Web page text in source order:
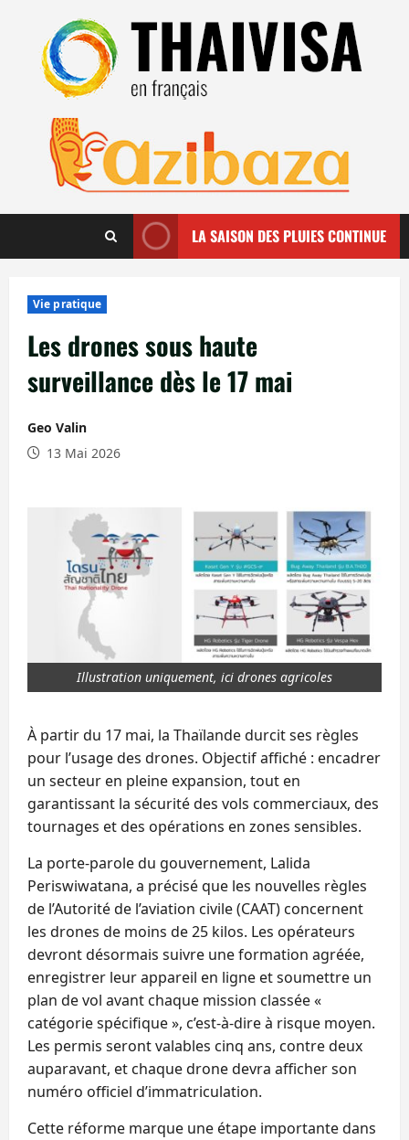
contenu
LA SAISON DES PLUIES CONTINUE
Vie pratique
Les drones sous haute
surveillance dès le 17 mai
Geo Valin
13 Mai 2026
Illustration uniquement, ici drones agricoles
À partir du 17 mai, la Thaïlande durcit ses règles
pour l’usage des drones. Objectif affiché : encadrer
un secteur en pleine expansion, tout en
garantissant la sécurité des vols commerciaux, des
tournages et des opérations en zones sensibles.
La porte‑parole du gouvernement, Lalida
Periswiwatana, a précisé que les nouvelles règles
de l’Autorité de l’aviation civile (CAAT) concernent
les drones de moins de 25 kilos. Les opérateurs
devront désormais suivre une formation agréée,
enregistrer leur appareil en ligne et soumettre un
plan de vol avant chaque mission classée «
catégorie spécifique », c’est‑à‑dire à risque moyen.
Les permis seront valables cinq ans, contre deux
auparavant, et chaque drone devra afficher son
numéro officiel d’immatriculation.
Cette réforme marque une étape importante dans